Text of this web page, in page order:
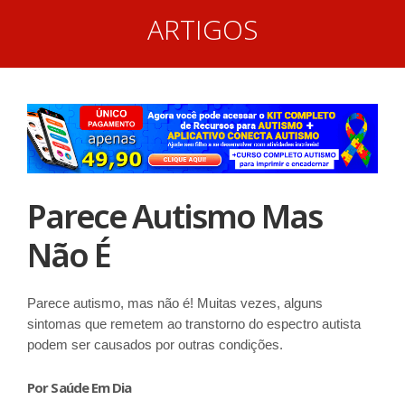
ARTIGOS
Parece Autismo Mas
Não É
Parece autismo, mas não é! Muitas vezes, alguns
sintomas que remetem ao transtorno do espectro autista
podem ser causados por outras condições.
Por Saúde Em Dia